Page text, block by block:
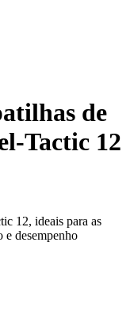
de
Tactic 12
12, ideais para as
e desempenho